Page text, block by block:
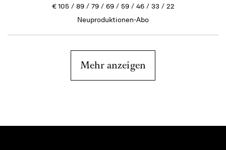
€105 89 79 69 59 46 33
22
Neuproduktionen-Abo
Mehr anzeigen